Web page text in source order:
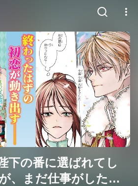
下の番に選ばれてし
、まだ仕事がしたい